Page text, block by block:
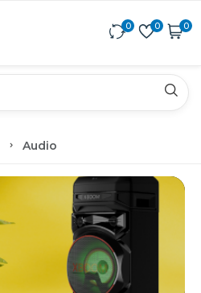
0 0 0
Audio